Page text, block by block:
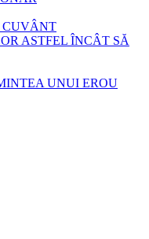
CUVÂNT
ASTFEL ÎNCÂT SĂ
UNUI EROU